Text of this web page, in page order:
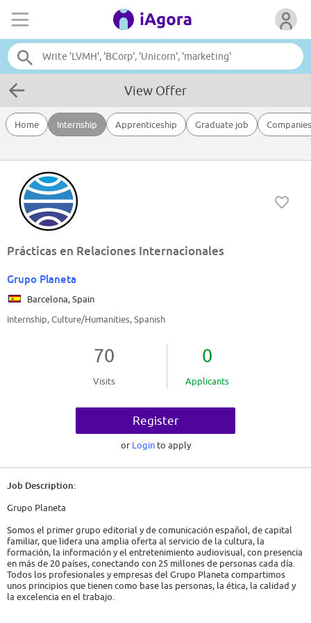
View Offer
Home Internship Apprenticeship Graduate job Companies
Prácticas en Relaciones Internacionales
Grupo Planeta
Barcelona, Spain
Internship, Culture/Humanities, Spanish
70
Visits
0
Applicants
Register
or Loginto apply
Job Description:
Grupo Planeta
Somos el primer grupo editorial y de comunicación español, de capital
familiar, que lidera una amplia oferta al servicio de la cultura, la
formación, la información y el entretenimiento audiovisual, con presencia
en más de 20 países, conectando con 25 millones de personas cada día.
Todos los profesionales y empresas del Grupo Planeta compartimos
unos principios que tienen como base las personas, la ética, la calidad y
la excelencia en el trabajo.